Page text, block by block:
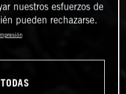
nuestros esfuerzos de
pueden rechazarse.